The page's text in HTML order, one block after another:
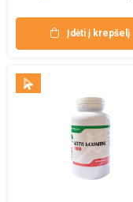
Įdėti į krepšelį